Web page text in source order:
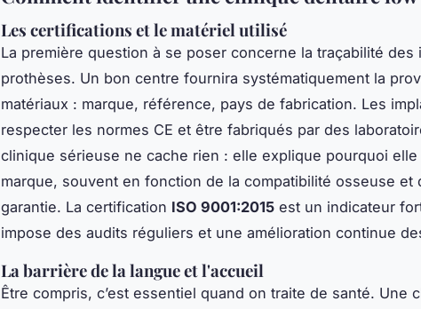
Les certifications et le matériel utilisé
La première question à se poser concerne la traçabilité des
prothèses. Un bon centre fournira systématiquement la
matériaux : marque, référence, pays de fabrication. Les
respecter les normes CE et être fabriqués par des
clinique sérieuse ne cache rien : elle explique pourquoi
marque, souvent en fonction de la compatibilité osseuse et
garantie. La certification ISO 9001:2015 est un indicateur
impose des audits réguliers et une amélioration continue
La barrière de la langue et l'accueil
Être compris, c’est essentiel quand on traite de santé. Une